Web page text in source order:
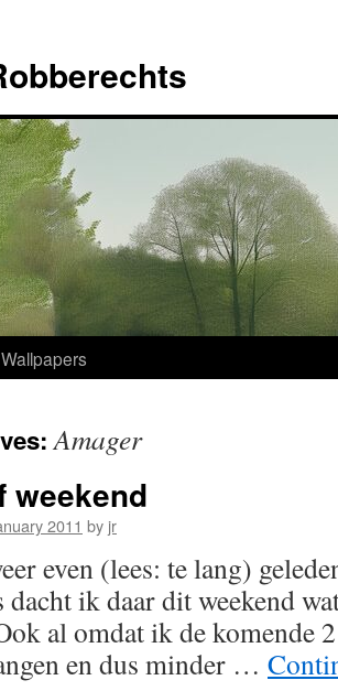
Wallpapers
Amager
weekend
2011 by jr
even (lees: te lang)
dacht ik daar dit weekend
al omdat ik de komende
en dus minder …